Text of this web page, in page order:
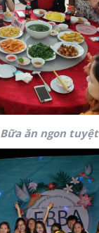
Bữa ăn ngon tuyệt